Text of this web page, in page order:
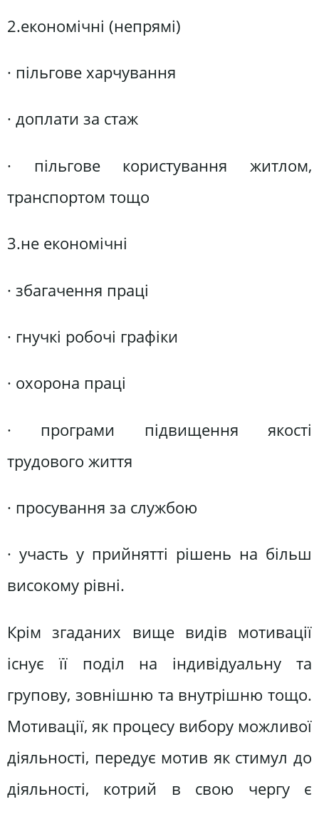
2.економічні (непрямі)
· пільгове харчування
· доплати за стаж
· пільгове користування житлом,
транспортом тощо
3.не економічні
· збагачення праці
· гнучкі робочі графіки
· охорона праці
· програми підвищення якості
трудового життя
· просування за службою
· участь у прийнятті рішень на більш
високому рівні.
Крім згаданих вище видів мотивації
існує її поділ на індивідуальну та
групову, зовнішню та внутрішню тощо.
Мотивації, як процесу вибору можливої
діяльності, передує мотив як стимул до
діяльності, котрий в свою чергу є